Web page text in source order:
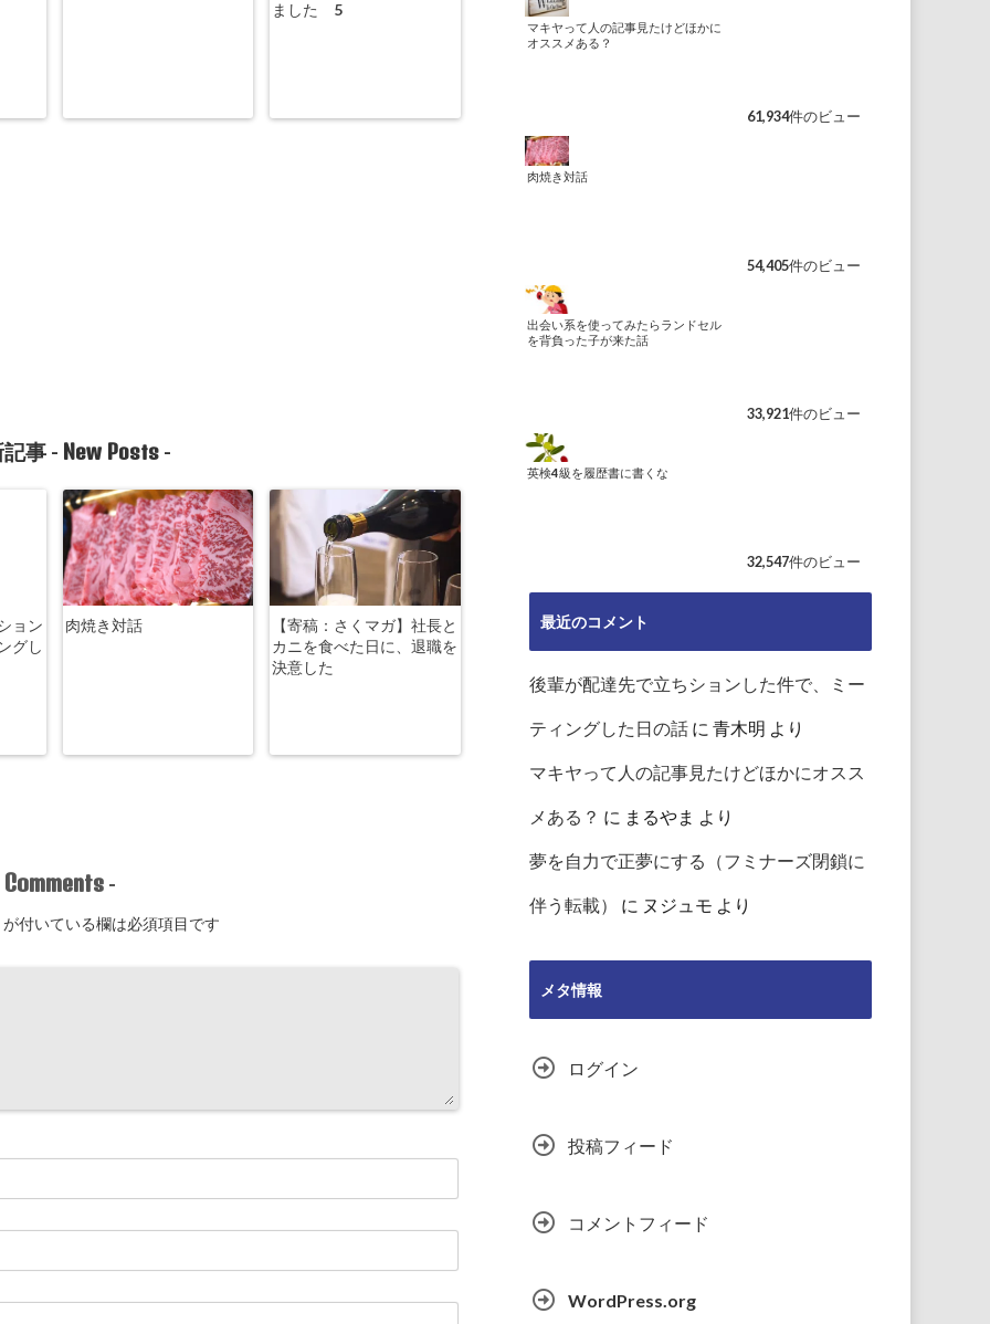
ました 5
事 - New Posts -
ョン
グし
肉焼き対話
【寄稿：さくマガ】社長と
カニを食べた日に、退職を
決意した
Comments -
が付いている欄は必須項目です
マキヤって人の記事見たけどほかに
オススメある？
61,934件のビュー
肉焼き対話
54,405件のビュー
出会い系を使ってみたらランドセル
を背負った子が来た話
33,921件のビュー
英検4級を履歴書に書くな
32,547件のビュー
最近のコメント
後輩が配達先で立ちションした件で、ミー
ティングした日の話 に 青木明 より
マキヤって人の記事見たけどほかにオスス
メある？ に まるやま より
夢を自力で正夢にする（フミナーズ閉鎖に
伴う転載） に ヌジュモ より
メタ情報
ログイン
投稿フィード
コメントフィード
WordPress.org